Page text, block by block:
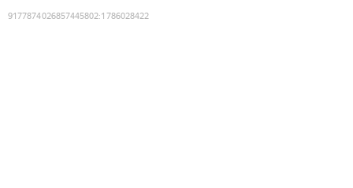
9177874026857445802:1786028422